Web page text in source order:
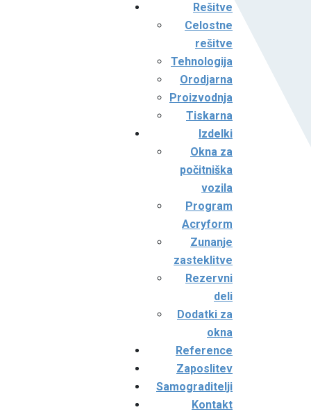
Rešitve
Celostne
rešitve
Tehnologija
Orodjarna
Proizvodnja
Tiskarna
Izdelki
Okna za
počitniška
vozila
Program
Acryform
Zunanje
zasteklitve
Rezervni
deli
Dodatki za
okna
Reference
Zaposlitev
Samograditelji
Kontakt